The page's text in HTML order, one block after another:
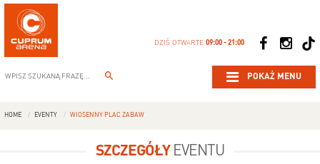
DZIŚ OTWARTE09:00 - 21:00
POKAŻ MENU
HOME EVENTY WIOSENNY PLAC ZABAW
SZCZEGÓŁYEVENTU